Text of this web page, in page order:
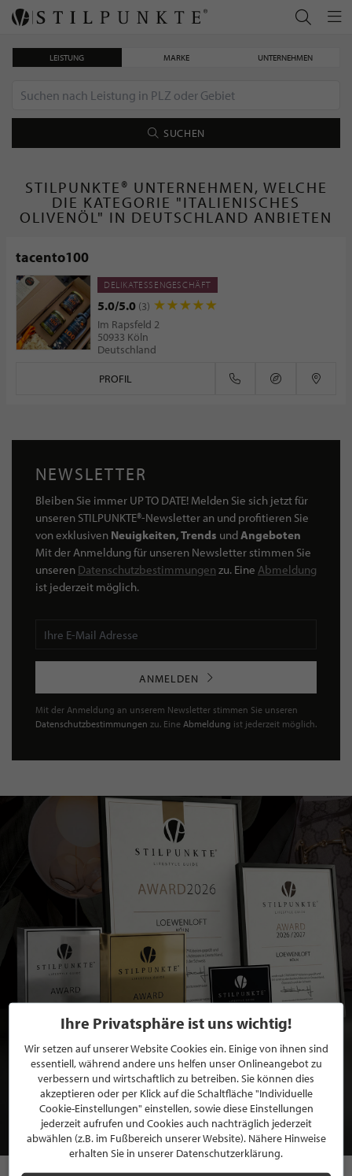
LEISTUNG MARKE UNTERNEHMEN
SUCHEN
STILPUNKTE® UNTERNEHMEN, WELCHE
DIE KATEGORIE "ITALIENISCHES
OLIVENÖL" IN DEUTSCHLAND ANBIETEN
tacento100
DELIKATESSENGESCHÄFT
5.0/5.0 (3)
Im Rapsfeld 2
50933 Köln
Deutschland
PROFIL
NEWSLETTER
Bleiben Sie immer UP TO DATE! Melden Sie sich jetzt für
unseren STILPUNKTE®-Newsletter an und profitieren Sie
von exklusiven Neuigkeiten, Trends undAngeboten
Mit der Anmeldung für unseren Newsletter stimmen Sie
unseren Datenschutzbestimmungen zu. Eine Abmeldung
ist jederzeit möglich.
ANMELDEN
Mit der Anmeldung an unserem Newsletter stimmen Sie unseren
Datenschutzbestimmungen zu. Eine Abmeldung ist jederzeit möglich.
BEWERBEN SIE SICH FÜR EINE GRATIS
MITGLIEDSCHAFT BEI STILPUNKTE®
JETZT GRATIS BEWERBEN
Ihre Privatsphäre ist uns wichtig!
Wir setzen auf unserer Website Cookies ein. Einige von ihnen sind
essentiell, während andere uns helfen unser Onlineangebot zu
verbessern und wirtschaftlich zu betreiben. Sie können dies
akzeptieren oder per Klick auf die Schaltfläche "Individuelle
Cookie-Einstellungen" einstellen, sowie diese Einstellungen
jederzeit aufrufen und Cookies auch nachträglich jederzeit
abwählen (z.B. im Fußbereich unserer Website). Nähere Hinweise
erhalten Sie in unserer Datenschutzerklärung.